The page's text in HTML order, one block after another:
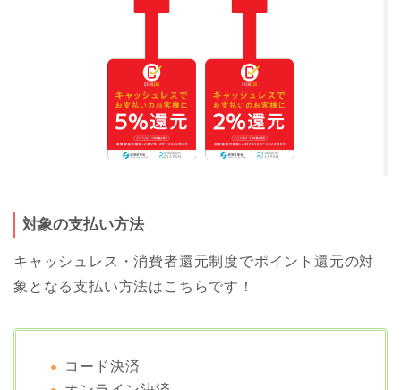
対象の支払い方法
キャッシュレス・消費者還元制度でポイント還元の対
象となる支払い方法はこちらです！
コード決済